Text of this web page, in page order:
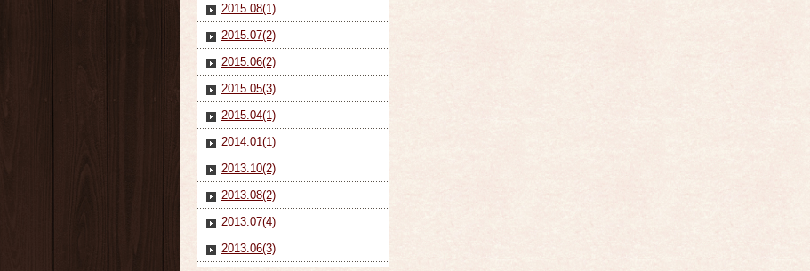
2015.08(1)
2015.07(2)
2015.06(2)
2015.05(3)
2015.04(1)
2014.01(1)
2013.10(2)
2013.08(2)
2013.07(4)
2013.06(3)